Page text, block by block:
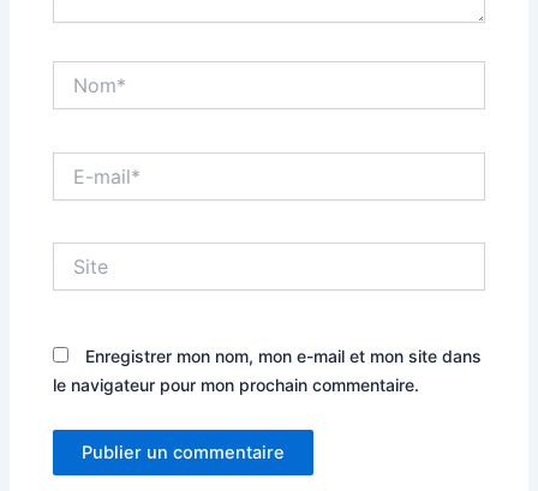
mail*
Enregistrer mon nom, mon e-mail et mon site dans
le navigateur pour mon prochain commentaire.